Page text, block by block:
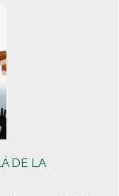
DE LA